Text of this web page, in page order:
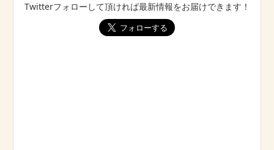
Twitterフォローして頂ければ最新情報をお届けできます！